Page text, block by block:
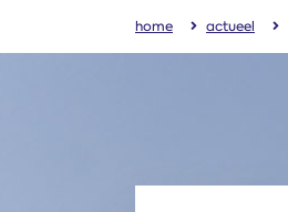
home actueel